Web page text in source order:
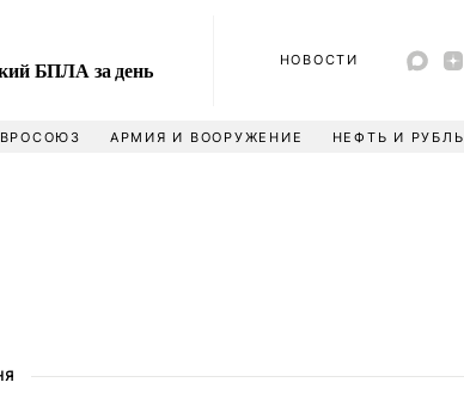
БПЛА за день НОВОСТИ
АРМИЯ И ВООРУЖЕНИЕ НЕФТЬ И РУБЛЬ